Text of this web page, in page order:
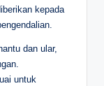
kepada
dan ular,
untuk